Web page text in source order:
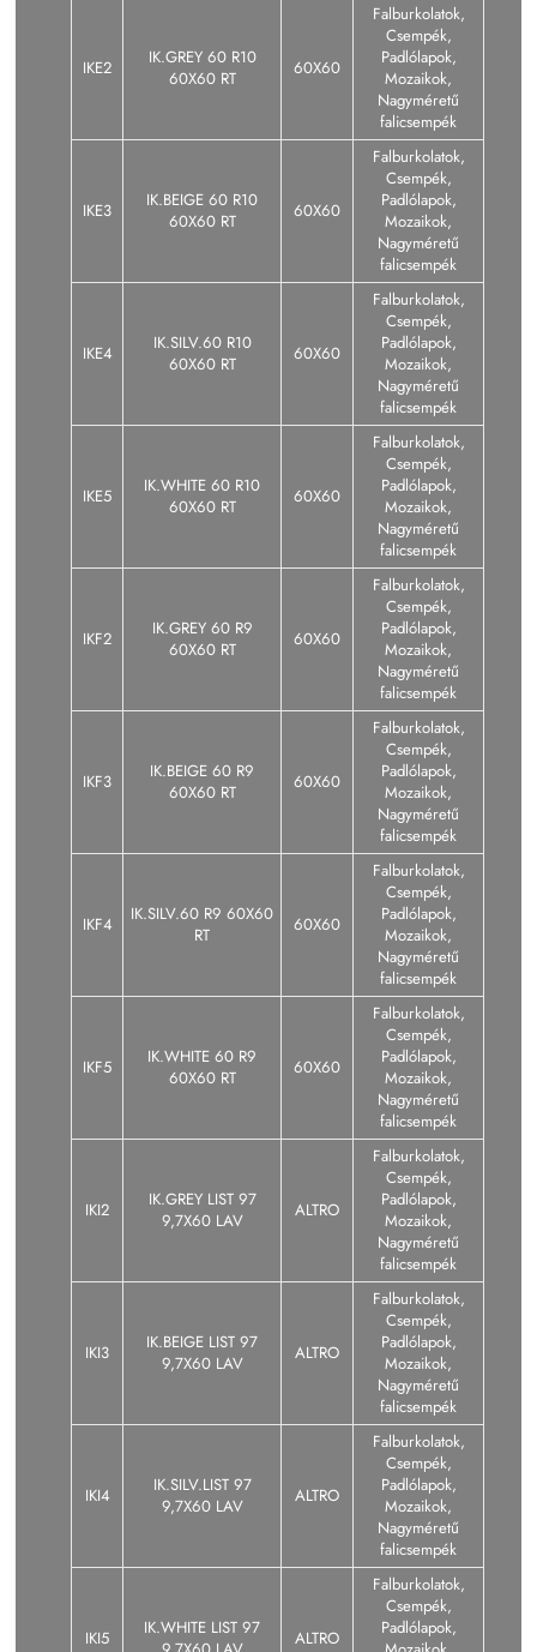
IKE2
IK.GREY 60 R10
60X60 RT
60X60
Falburkolatok,
Csempék,
Padlólapok,
Mozaikok,
Nagyméretű
falicsempék
IKE3
IK.BEIGE 60 R10
60X60 RT
60X60
Falburkolatok,
Csempék,
Padlólapok,
Mozaikok,
Nagyméretű
falicsempék
IKE4
IK.SILV.60 R10
60X60 RT
60X60
Falburkolatok,
Csempék,
Padlólapok,
Mozaikok,
Nagyméretű
falicsempék
IKE5
IK.WHITE 60 R10
60X60 RT
60X60
Falburkolatok,
Csempék,
Padlólapok,
Mozaikok,
Nagyméretű
falicsempék
IKF2
IK.GREY 60 R9
60X60 RT
60X60
Falburkolatok,
Csempék,
Padlólapok,
Mozaikok,
Nagyméretű
falicsempék
IKF3
IK.BEIGE 60 R9
60X60 RT
60X60
Falburkolatok,
Csempék,
Padlólapok,
Mozaikok,
Nagyméretű
falicsempék
IKF4
IK.SILV.60 R9 60X60
RT
60X60
Falburkolatok,
Csempék,
Padlólapok,
Mozaikok,
Nagyméretű
falicsempék
IKF5
IK.WHITE 60 R9
60X60 RT
60X60
Falburkolatok,
Csempék,
Padlólapok,
Mozaikok,
Nagyméretű
falicsempék
IKI2
IK.GREY LIST 97
9,7X60 LAV
ALTRO
Falburkolatok,
Csempék,
Padlólapok,
Mozaikok,
Nagyméretű
falicsempék
IKI3
IK.BEIGE LIST 97
9,7X60 LAV
ALTRO
Falburkolatok,
Csempék,
Padlólapok,
Mozaikok,
Nagyméretű
falicsempék
IKI4
IK.SILV.LIST 97
9,7X60 LAV
ALTRO
Falburkolatok,
Csempék,
Padlólapok,
Mozaikok,
Nagyméretű
falicsempék
IKI5
IK.WHITE LIST 97
ALTRO
Falburkolatok,
Csempék,
Padlólapok,